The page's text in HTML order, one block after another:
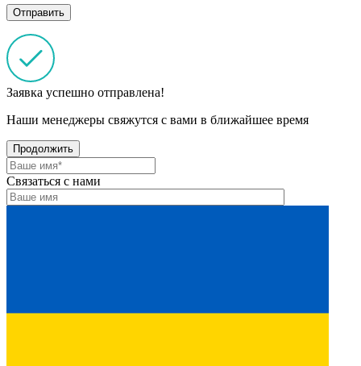
Заявка успешно отправлена!
Наши менеджеры свяжутся с вами в ближайшее время
Продолжить
Связаться с нами